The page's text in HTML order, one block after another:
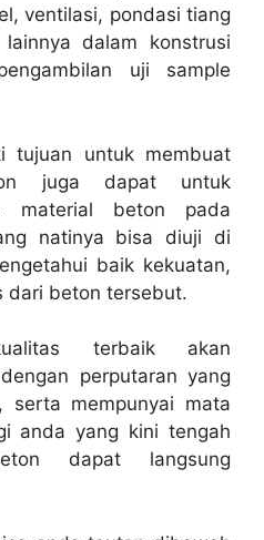
ventilasi, pondasi tiang
dalam konstrusi
uji sample
tujuan untuk membuat
juga dapat untuk
material beton pada
natinya bisa diuji di
baik kekuatan,
dari beton tersebut.
terbaik akan
perputaran yang
serta mempunyai mata
anda yang kini tengah
dapat langsung